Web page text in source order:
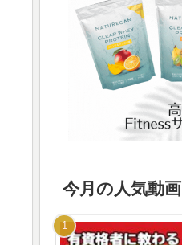
今月の人気動画